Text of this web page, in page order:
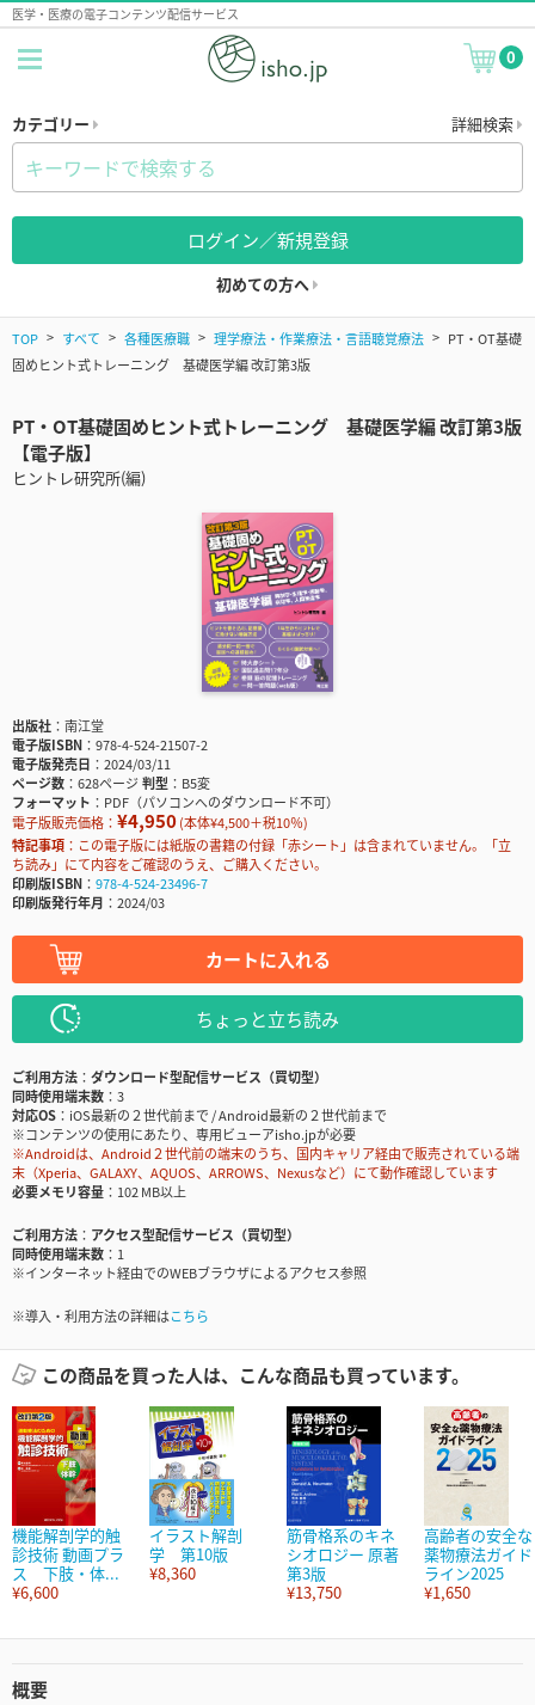
医学・医療の電子コンテンツ配信サービス
0
カテゴリー 詳細検索
ログイン／新規登録
初めての方へ
TOP すべて 各種医療職 理学療法・作業療法・言語聴覚療法
PT・OT基礎
固めヒント式トレーニング 基礎医学編 改訂第3版
PT・OT基礎固めヒント式トレーニング 基礎医学編 改訂第3版
【電子版】
ヒントレ研究所(編)
出版社
南江堂
電子版ISBN
978-4-524-21507-2
電子版発売日
2024/03/11
ページ数
628ページ判型
B5変
フォーマット
PDF（パソコンへのダウンロード不可）
電子版販売価格： ¥4,950(本体¥4,500＋税10％)
特記事項
この電子版には紙版の書籍の付録「赤シート」は含まれていません。「立
ち読み」にて内容をご確認のうえ、ご購入ください。
印刷版ISBN
978-4-524-23496-7
印刷版発行年月
2024/03
カートに入れる
ちょっと立ち読み
ご利用方法
ダウンロード型配信サービス（買切型）
同時使用端末数
3
対応OS
iOS最新の２世代前まで / Android最新の２世代前まで
※コンテンツの使用にあたり、専用ビューアisho.jpが必要
※Androidは、Android２世代前の端末のうち、国内キャリア経由で販売されている端
末（Xperia、GALAXY、AQUOS、ARROWS、Nexusなど）にて動作確認しています
必要メモリ容量
102 MB以上
ご利用方法
アクセス型配信サービス（買切型）
同時使用端末数
1
※インターネット経由でのWEBブラウザによるアクセス参照
※導入・利用方法の詳細はこちら
この商品を買った人は、こんな商品も買っています。
機能解剖学的触
診技術 動画プラ
ス 下肢・体...
¥6,600
イラスト解剖
学 第10版
¥8,360
筋骨格系のキネ
シオロジー 原著
第3版
¥13,750
高齢者の安全な
薬物療法ガイド
ライン2025
¥1,650
概要